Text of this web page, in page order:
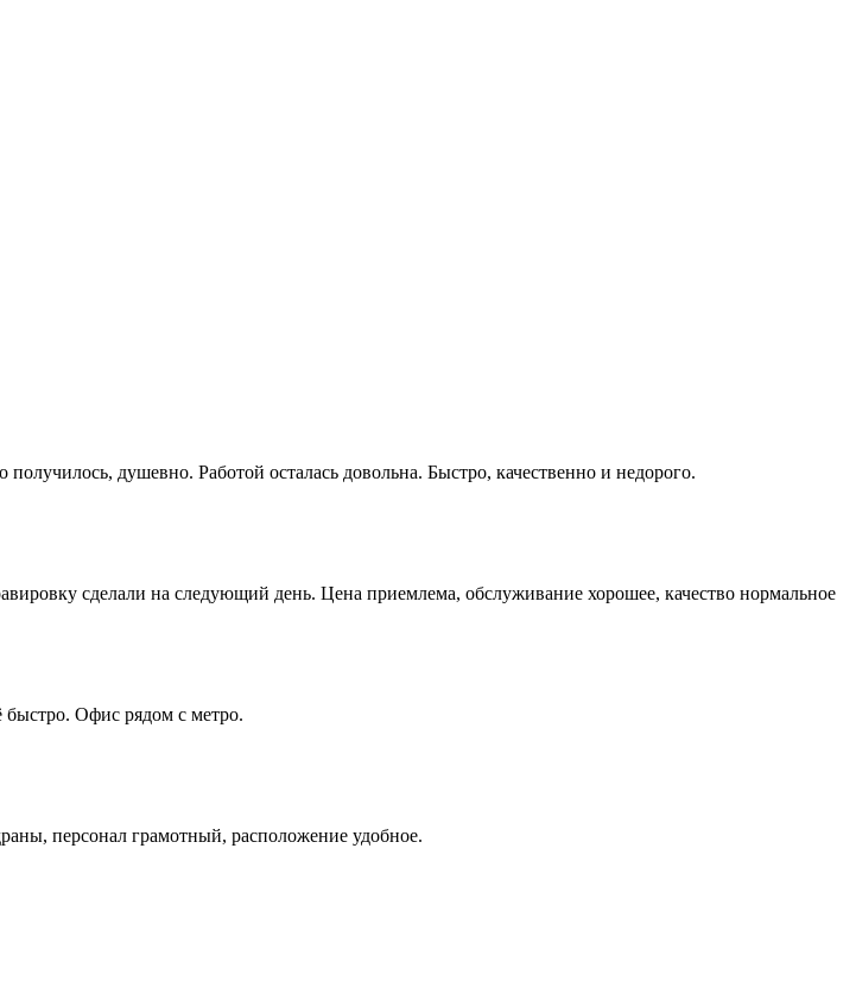
душевно. Работой осталась довольна. Быстро, качественно и недорого.
сделали на следующий день. Цена приемлема, обслуживание хорошее, качество нормальное
быстро. Офис рядом с метро.
персонал грамотный, расположение удобное.